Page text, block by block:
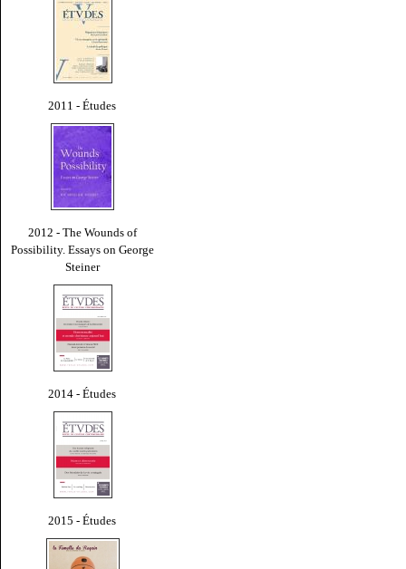
2011 - Études
2012 - The Wounds of
Possibility. Essays on George
Steiner
2014 - Études
2015 - Études